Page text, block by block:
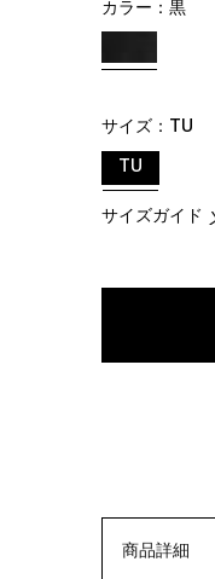
カラー：黒
サイズ： TU
TU
サイズガイド
商品詳細